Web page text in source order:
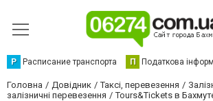
Р Расписание транспорта П Податкова
Головна Довідник Таксі, перевезення
залізничні перевезення
Tours&Tickets в